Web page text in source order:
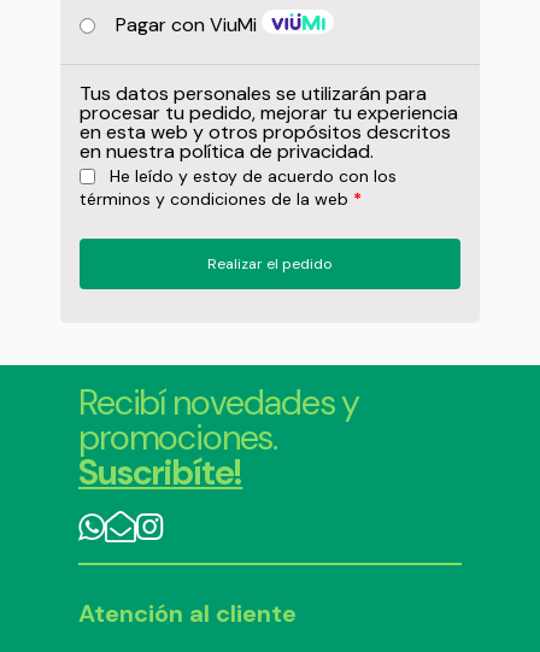
Pagar con ViuMi
Tus datos personales se utilizarán para
procesar tu pedido, mejorar tu experiencia
en esta web y otros propósitos descritos
en nuestra política de privacidad.
He leído y estoy de acuerdo con los
términos y condiciones de la web *
Realizar el pedido
Recibí novedades y
promociones.
Suscribíte!
Atención al cliente